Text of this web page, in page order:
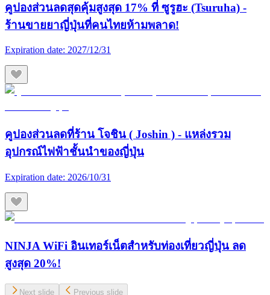
คูปองส่วนลดสุดคุ้มสูงสุด 17% ที่ ซูรูฮะ (Tsuruha) -
ร้านขายยาญี่ปุ่นที่คนไทยห้ามพลาด!
Expiration date: 2027/12/31
คูปองส่วนลดที่ร้าน โจชิน ( Joshin ) - แหล่งรวม
อุปกรณ์ไฟฟ้าชั้นนำของญี่ปุ่น
Expiration date: 2026/10/31
NINJA WiFi อินเทอร์เน็ตสำหรับท่องเที่ยวญี่ปุ่น ลด
สูงสุด 20%!
Next slide Previous slide